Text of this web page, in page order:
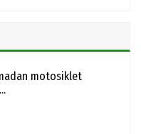
motosiklet